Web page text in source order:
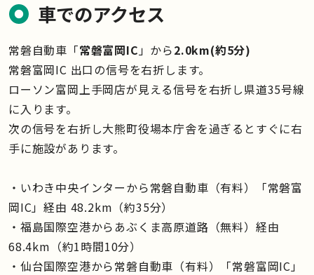
車でのアクセス
常磐自動車「常磐富岡IC」から2.0km(約5分)
常磐富岡IC 出口の信号を右折します。
ローソン富岡上手岡店が見える信号を右折し県道35号線
に入ります。
次の信号を右折し大熊町役場本庁舎を過ぎるとすぐに右
手に施設があります。
・いわき中央インターから常磐自動車（有料）「常磐富
岡IC」経由 48.2km（約35分）
・福島国際空港からあぶくま高原道路（無料）経由
68.4km（約1時間10分）
・仙台国際空港から常磐自動車（有料）「常磐富岡IC」